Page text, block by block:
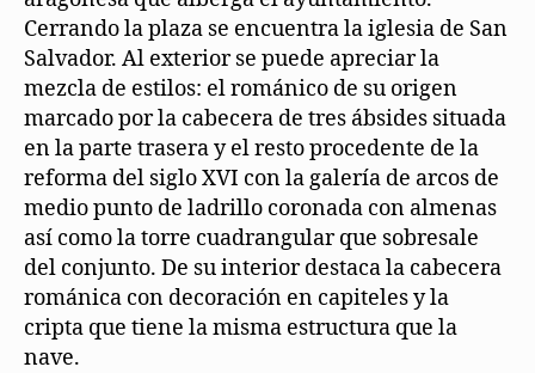
Cerrando la plaza se encuentra la iglesia de San
Salvador. Al exterior se puede apreciar la
mezcla de estilos: el románico de su origen
marcado por la cabecera de tres ábsides situada
en la parte trasera y el resto procedente de la
reforma del siglo XVI con la galería de arcos de
medio punto de ladrillo coronada con almenas
así como la torre cuadrangular que sobresale
del conjunto. De su interior destaca la cabecera
románica con decoración en capiteles y la
cripta que tiene la misma estructura que la
nave.